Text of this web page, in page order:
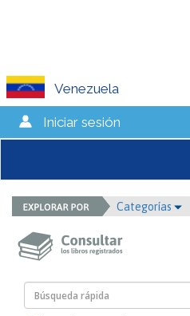
Venezuela
Iniciar sesión
Categorías